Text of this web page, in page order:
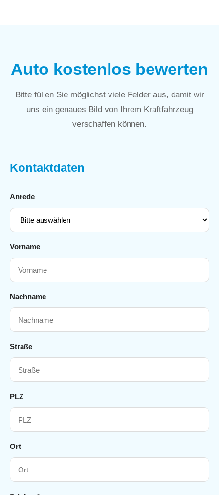
Auto kostenlos bewerten
Bitte füllen Sie möglichst viele Felder aus, damit wir
uns ein genaues Bild von Ihrem Kraftfahrzeug
verschaffen können.
Kontaktdaten
Anrede
Vorname
Nachname
Straße
PLZ
Ort